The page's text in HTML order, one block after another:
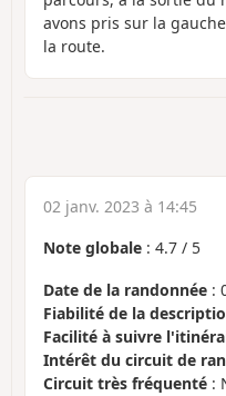
avons pris sur la
la route.
02 janv. 2023 à 14:45
Note globale : 4.7 / 5
Date de la randonnée :
Fiabilité de la
Facilité à suivre
Intérêt du circuit de
Circuit très fréquenté :